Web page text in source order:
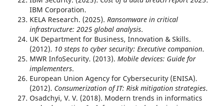
IBM Corporation.
KELA Research. (2025). Ransomware in critical
infrastructure: 2025 global analysis.
UK Department for Business, Innovation & Skills.
(2012). 10 steps to cyber security: Executive companion.
MWR InfoSecurity. (2013). Mobile devices: Guide for
implementers.
European Union Agency for Cybersecurity (ENISA).
(2012). Consumerization of IT: Risk mitigation strategies.
Osadchyi, V. V. (2018). Modern trends in informatics